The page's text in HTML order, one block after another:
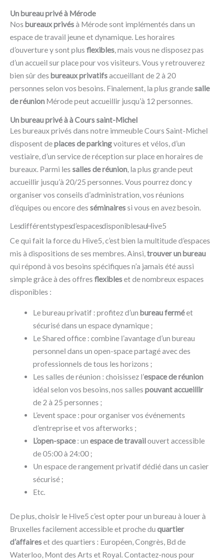
Un bureau privé à Mérode
Nos bureaux privésà Mérode sont implémentés dans un
espace de travail jeune et dynamique. Les horaires
d’ouverture y sont plus flexibles, mais vous ne disposez pas
d’un accueil sur place pour vos visiteurs. Vous y retrouverez
bien sûr des bureaux privatifsaccueillant de 2 à 20
personnes selon vos besoins. Finalement, la plus grandesalle
de réunion Mérode peut accueillir jusqu’à 12 personnes.
Un bureau privé à à Cours saint-Michel
Les bureaux privés dans notre immeuble Cours Saint-Michel
disposent deplaces de parkingvoitures et vélos, d’un
vestiaire, d’un service de réception sur place en horaires de
bureaux. Parmi les salles de réunion, la plus grande peut
accueillir jusqu’à 20/25 personnes. Vous pourrez donc y
organiser vos conseils d’administration, vos réunions
d’équipes ou encore des séminairessi vous en avez besoin.
Les différents types d’espaces disponibles au Hive5
Ce qui fait la force du Hive5, c’est bien la multitude d’espaces
mis à dispositions de ses membres. Ainsi,trouver un bureau
qui répond à vos besoins spécifiques n’a jamais été aussi
simple grâce à des offres flexibleset de nombreux espaces
disponibles :
Le bureau privatif : profitez d’un bureau ferméet
sécurisé dans un espace dynamique ;
Le Shared office : combine l’avantage d’un bureau
personnel dans un open-space partagé avec des
professionnels de tous les horizons ;
Les salles de réunion : choisissez l’espace de réunion
idéal selon vos besoins, nos salles pouvant accueillir
de 2 à 25 personnes ;
L’event space : pour organiser vos événements
d’entreprise et vos afterworks ;
L’open-space: un espace de travailouvert accessible
de 05:00 à 24:00 ;
Un espace de rangement privatif dédié dans un casier
sécurisé ;
Etc.
De plus, choisir le Hive5 c’est opter pour un bureau à louer à
Bruxelles facilement accessible et proche du quartier
d’affaireset des quartiers : Européen, Congrès, Bd de
Waterloo, Mont des Arts et Royal. Contactez-nous pour